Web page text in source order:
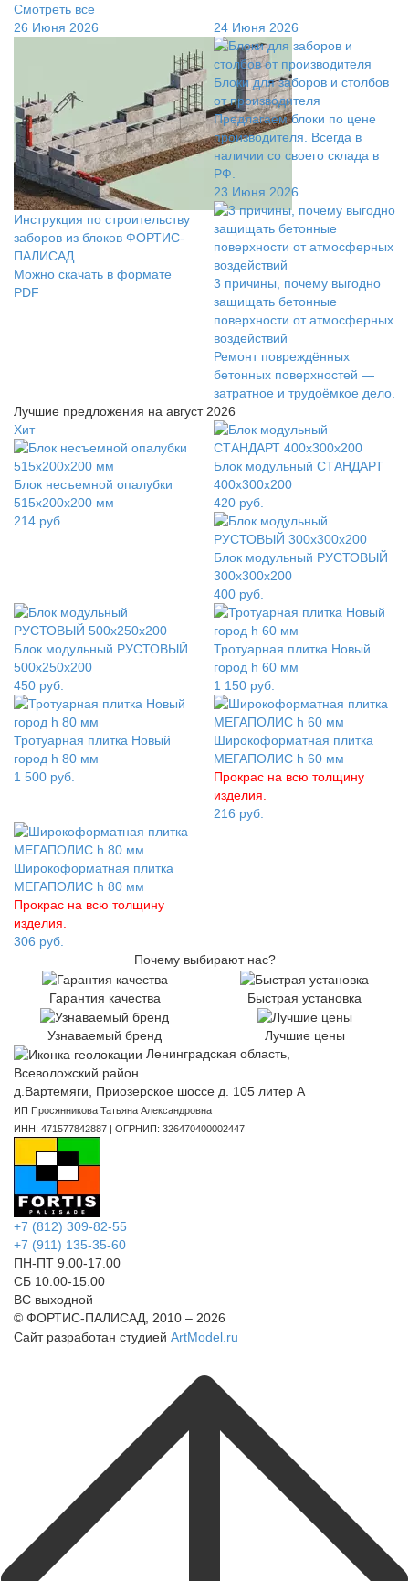
Смотреть все
26 Июня 2026
Инструкция по строительству
заборов из блоков ФОРТИС-
ПАЛИСАД
Можно скачать в формате
PDF
24 Июня 2026
Блоки для заборов и столбов
от производителя
Предлагаем блоки по цене
производителя. Всегда в
наличии со своего склада в
РФ.
23 Июня 2026
3 причины, почему выгодно
защищать бетонные
поверхности от атмосферных
воздействий
Ремонт повреждённых
бетонных поверхностей —
затратное и трудоёмкое дело.
Лучшие предложения на август 2026
Хит
Блок несъемной опалубки
515х200х200 мм
214 руб.
Блок модульный СТАНДАРТ
400x300x200
420 руб.
Блок модульный РУСТОВЫЙ
300x300x200
400 руб.
Блок модульный РУСТОВЫЙ
500x250x200
450 руб.
Тротуарная плитка Новый
город h 60 мм
1 150 руб.
Тротуарная плитка Новый
город h 80 мм
1 500 руб.
Широкоформатная плитка
МЕГАПОЛИС h 60 мм
Прокрас на всю толщину
изделия.
216 руб.
Широкоформатная плитка
МЕГАПОЛИС h 80 мм
Прокрас на всю толщину
изделия.
306 руб.
Почему выбирают нас?
Гарантия качества Быстрая установка
Узнаваемый бренд
Лучшие цены
Ленинградская область,
Всеволожский район
д.Вартемяги, Приозерское шоссе д. 105 литер А
ИП Просянникова Татьяна Александровна
ИНН: 471577842887 | ОГРНИП: 326470400002447
+7 (812) 309-82-55
+7 (911) 135-35-60
ПН-ПТ 9.00-17.00
СБ 10.00-15.00
ВС выходной
© ФОРТИС-ПАЛИСАД, 2010 – 2026
Сайт разработан студией ArtModel.ru